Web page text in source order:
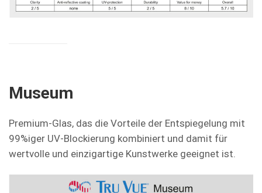
Museum
Premium-Glas, das die Vorteile der Entspiegelung mit
99%iger UV-Blockierung kombiniert und damit für
wertvolle und einzigartige Kunstwerke geeignet ist.